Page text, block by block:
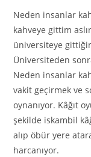
Neden insanlar
kahveye gittim
üniversiteye
Üniversiteden
Neden insanlar
vakit geçirmek ve
oynanıyor. Kâğıt
şekilde iskambil
alıp öbür yere
harcanıyor.